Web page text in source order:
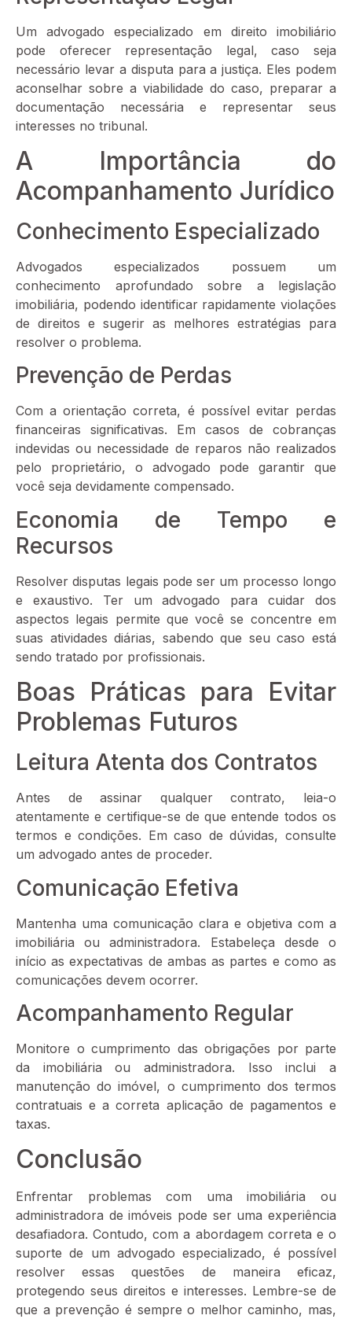
Um advogado especializado em direito imobiliário
pode oferecer representação legal, caso seja
necessário levar a disputa para a justiça. Eles podem
aconselhar sobre a viabilidade do caso, preparar a
documentação necessária e representar seus
interesses no tribunal.
A Importância do
Acompanhamento Jurídico
Conhecimento Especializado
Advogados especializados possuem um
conhecimento aprofundado sobre a legislação
imobiliária, podendo identificar rapidamente violações
de direitos e sugerir as melhores estratégias para
resolver o problema.
Prevenção de Perdas
Com a orientação correta, é possível evitar perdas
financeiras significativas. Em casos de cobranças
indevidas ou necessidade de reparos não realizados
pelo proprietário, o advogado pode garantir que
você seja devidamente compensado.
Economia de Tempo e
Recursos
Resolver disputas legais pode ser um processo longo
e exaustivo. Ter um advogado para cuidar dos
aspectos legais permite que você se concentre em
suas atividades diárias, sabendo que seu caso está
sendo tratado por profissionais.
Boas Práticas para Evitar
Problemas Futuros
Leitura Atenta dos Contratos
Antes de assinar qualquer contrato, leia-o
atentamente e certifique-se de que entende todos os
termos e condições. Em caso de dúvidas, consulte
um advogado antes de proceder.
Comunicação Efetiva
Mantenha uma comunicação clara e objetiva com a
imobiliária ou administradora. Estabeleça desde o
início as expectativas de ambas as partes e como as
comunicações devem ocorrer.
Acompanhamento Regular
Monitore o cumprimento das obrigações por parte
da imobiliária ou administradora. Isso inclui a
manutenção do imóvel, o cumprimento dos termos
contratuais e a correta aplicação de pagamentos e
taxas.
Conclusão
Enfrentar problemas com uma imobiliária ou
administradora de imóveis pode ser uma experiência
desafiadora. Contudo, com a abordagem correta e o
suporte de um advogado especializado, é possível
resolver essas questões de maneira eficaz,
protegendo seus direitos e interesses. Lembre-se de
que a prevenção é sempre o melhor caminho, mas,